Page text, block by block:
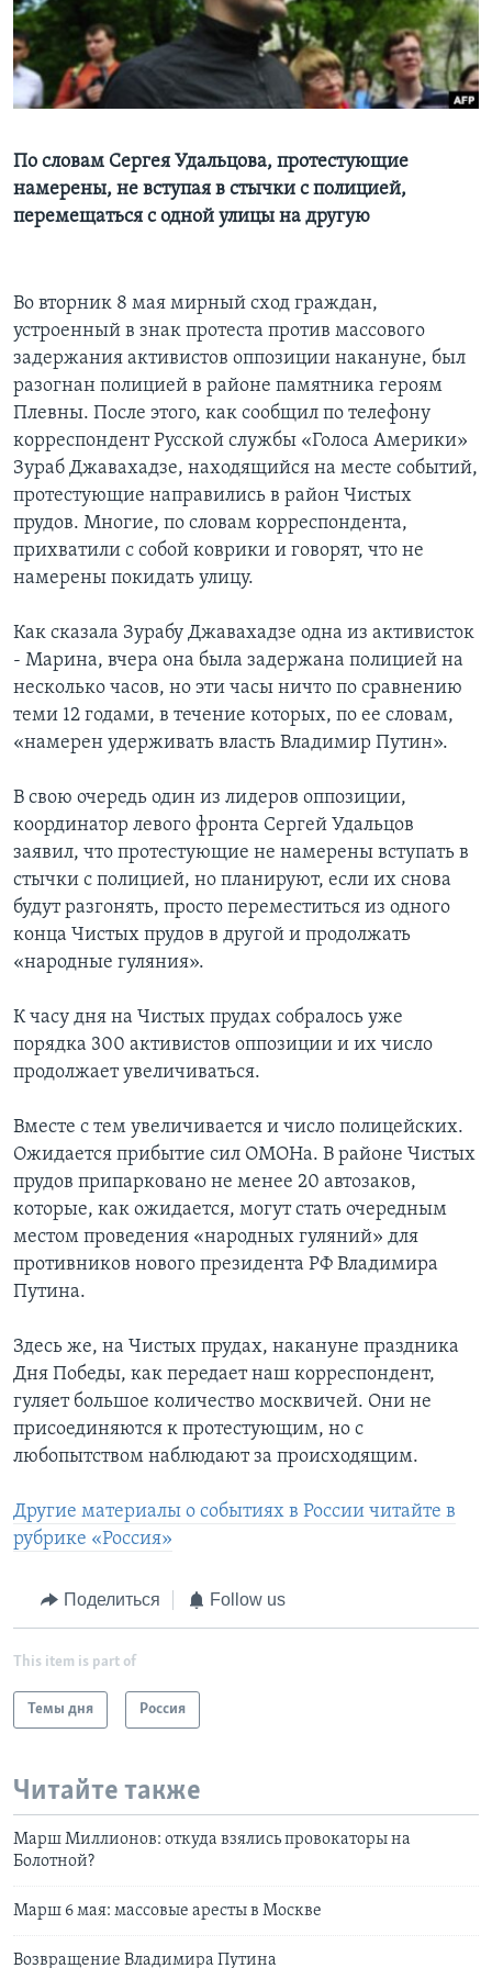
Learning English
СОЦИАЛЬНЫЕ СЕТИ
Языки
По словам Сергея Удальцова, протестующие
намерены, не вступая в стычки с полицией,
перемещаться с одной улицы на другую
Во вторник 8 мая мирный сход граждан,
устроенный в знак протеста против массового
задержания активистов оппозиции накануне, был
разогнан полицией в районе памятника героям
Плевны. После этого, как сообщил по телефону
корреспондент Русской службы «Голоса Америки»
Зураб Джавахадзе, находящийся на месте событий,
протестующие направились в район Чистых
прудов. Многие, по словам корреспондента,
прихватили с собой коврики и говорят, что не
намерены покидать улицу.
Как сказала Зурабу Джавахадзе одна из активисток
- Марина, вчера она была задержана полицией на
несколько часов, но эти часы ничто по сравнению
теми 12 годами, в течение которых, по ее словам,
«намерен удерживать власть Владимир Путин».
В свою очередь один из лидеров оппозиции,
координатор левого фронта Сергей Удальцов
заявил, что протестующие не намерены вступать в
стычки с полицией, но планируют, если их снова
будут разгонять, просто переместиться из одного
конца Чистых прудов в другой и продолжать
«народные гуляния».
К часу дня на Чистых прудах собралось уже
порядка 300 активистов оппозиции и их число
продолжает увеличиваться.
Вместе с тем увеличивается и число полицейских.
Ожидается прибытие сил ОМОНа. В районе Чистых
прудов припарковано не менее 20 автозаков,
которые, как ожидается, могут стать очередным
местом проведения «народных гуляний» для
противников нового президента РФ Владимира
Путина.
Здесь же, на Чистых прудах, накануне праздника
Дня Победы, как передает наш корреспондент,
гуляет большое количество москвичей. Они не
присоединяются к протестующим, но с
любопытством наблюдают за происходящим.
Другие материалы о событиях в России читайте в
рубрике «Россия»
Поделиться Follow us
This item is part of
Темы дня Россия
Читайте также
Марш Миллионов: откуда взялись провокаторы на
Болотной?
Марш 6 мая: массовые аресты в Москве
Возвращение Владимира Путина